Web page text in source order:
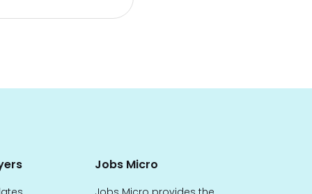
Jobs Micro